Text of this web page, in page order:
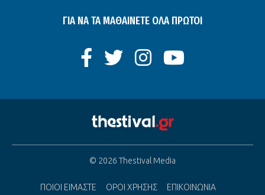
ΓΙΑ ΝΑ ΤΑ ΜΑΘΑΙΝΕΤΕ ΟΛΑ ΠΡΩΤΟΙ
© 2026 Thestival Media
ΠΟΙΟΙ ΕΙΜΑΣΤΕ ΟΡΟΙ ΧΡΗΣΗΣ ΕΠΙΚΟΙΝΩΝΙΑ